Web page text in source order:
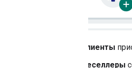
Клиенты
Реселлеры